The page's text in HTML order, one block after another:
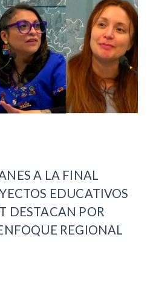
A LA FINAL
EDUCATIVOS
DESTACAN POR
REGIONAL